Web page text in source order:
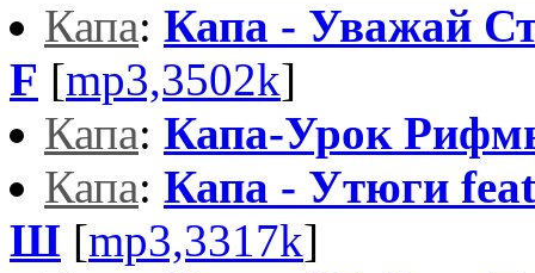
Капа: Капа - Уважай
F [mp3,3502k]
Капа: Капа-Урок
Капа: Капа - Утюги
Ш [mp3,3317k]